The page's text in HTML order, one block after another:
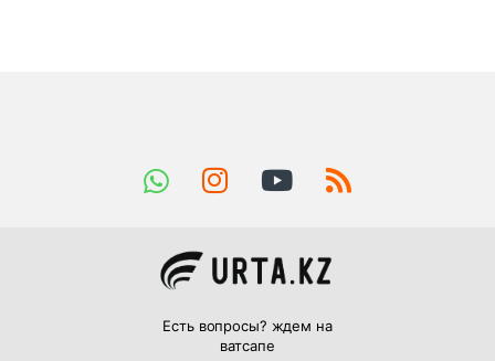
Есть вопросы? ждем на
ватсапе